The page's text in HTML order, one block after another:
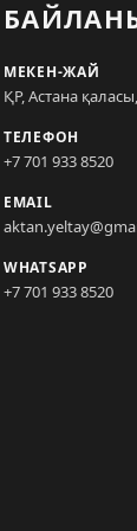
МЕКЕН-ЖАЙ
ҚР, Астана
ТЕЛЕФОН
+7 701 933 8520
EMAIL
WHATSAPP
+7 701 933 8520